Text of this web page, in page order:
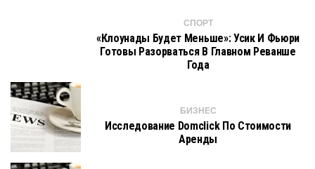
СПОРТ
«Клоунады Будет Меньше»: Усик И Фьюри
Готовы Разорваться В Главном Реванше
Года
БИЗНЕС
Исследование Domclick По Стоимости
Аренды